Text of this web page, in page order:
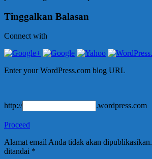
Tinggalkan Balasan
Connect with
Enter your WordPress.com blog URL
http:// .wordpress.com
Proceed
Alamat email Anda tidak akan dipublikasikan.
ditandai *